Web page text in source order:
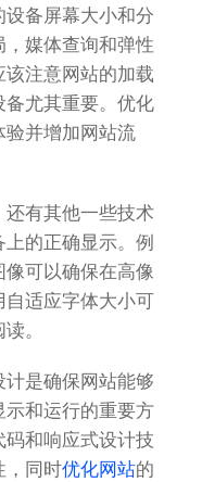
备屏幕大小和分
媒体查询和弹性
注意网站的加载
尤其重要。优化
验并增加网站流
还有其他一些技术
的正确显示。例
可以确保在高像
适应字体大小可
。
是确保网站能够
和运行的重要方
和响应式设计技
，同时优化网站的